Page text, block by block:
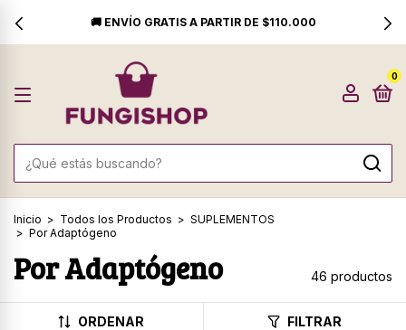
🚚 ENVÍO GRATIS A PARTIR DE $110.000
0
Inicio > Todos los Productos > SUPLEMENTOS
> Por Adaptógeno
Por Adaptógeno 46 productos
ORDENAR FILTRAR